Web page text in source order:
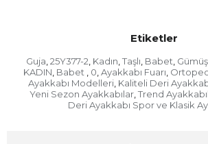
Etiketler
Guja, 25Y377-2, Kadın, Taşlı, Babet, Gümüş
KADIN, Babet , 0, Ayakkabı Fuarı,
Ayakkabı Modelleri, Kaliteli Deri
Yeni Sezon Ayakkabılar, Trend
Deri Ayakkabı Spor ve Klasik